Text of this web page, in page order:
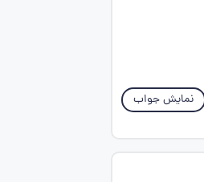
نمایش جواب